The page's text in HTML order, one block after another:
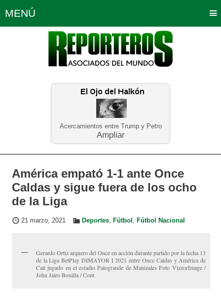
Acercamientos entre Trump y Petro
Ampliar
MENÚ
Política Opinión Bogotá
Planeta Tierra Deportes
Educación Neira
América empató 1-1 ante Once
Caldas y sigue fuera de los ocho
de la Liga
21 marzo, 2021 Deportes, Fútbol , Fútbol Nacional
Gerardo Ortiz arquero del Once en acción durante partido por la fecha 13
de la Liga BetPlay DIMAYOR I 2021 entre Once Caldas y América de
Cali jugado en el estadio Palogrande de Manizales Foto VizzorImage /
John Jairo Bonilla / Cont